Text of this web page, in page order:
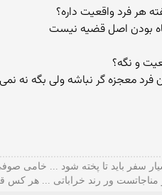
بودن اصل قضیه نیست
معجزه گر نباشه ولی بگه نه نمی
سفر باید تا پخته شود ... خامی
مناجاتست ور رند خراباتی ... هر